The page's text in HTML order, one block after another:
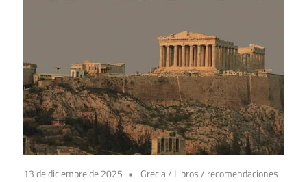
13 de diciembre de 2025 Grecia/ Libros/ recomendaciones